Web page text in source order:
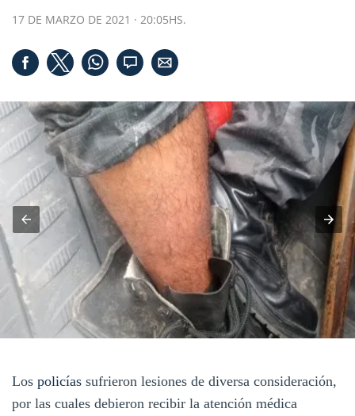
17 DE MARZO DE 2021 · 20:05HS.
Los policías sufrieron lesiones de diversa consideración,
por las cuales debieron recibir la atención médica